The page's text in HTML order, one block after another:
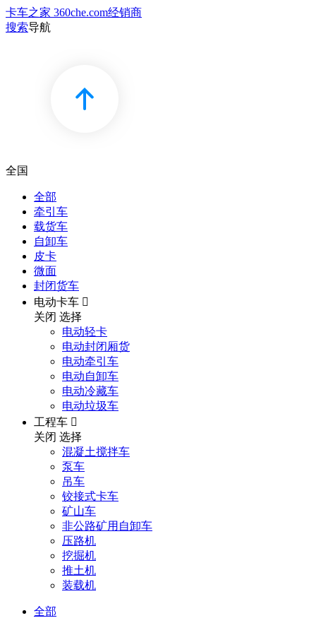
卡车之家 360che.com经销商
搜索导航
全国
全部
牵引车
载货车
自卸车
皮卡
微面
封闭货车
电动卡车 
关闭 选择
电动轻卡
电动封闭厢货
电动牵引车
电动自卸车
电动冷藏车
电动垃圾车
工程车 
关闭 选择
混凝土搅拌车
泵车
吊车
铰接式卡车
矿山车
非公路矿用自卸车
压路机
挖掘机
推土机
装载机
全部